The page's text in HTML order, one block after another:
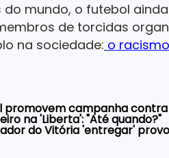
mundo, o futebol
de torcidas
na sociedade: o
promovem campanha
na 'Liberta': "Até quando?"
do Vitória 'entregar'